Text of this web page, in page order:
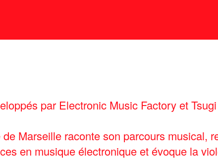
par Electronic Music Factory et
Marseille raconte son parcours musical,
en musique électronique et évoque la